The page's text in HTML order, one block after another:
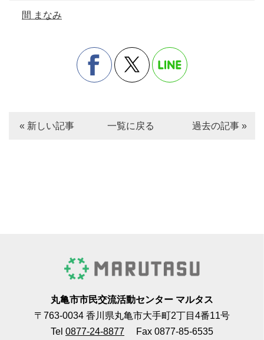
間 まなみ
« 新しい記事 一覧に戻る 過去の記事 »
丸亀市市民交流活動センター マルタス
〒763-0034 香川県丸亀市大手町2丁目4番11号
Tel 0877-24-8877 Fax 0877-85-6535